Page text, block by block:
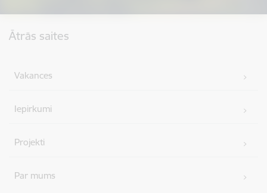
Ātrās saites
Vakances
Iepirkumi
Projekti
Par mums